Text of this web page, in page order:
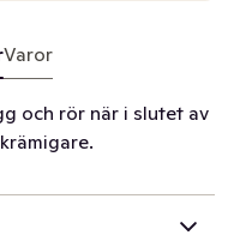
Varor
och rör när i slutet av